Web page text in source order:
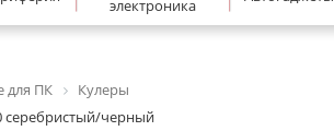
электроника
для ПК
Кулеры
серебристый/черный